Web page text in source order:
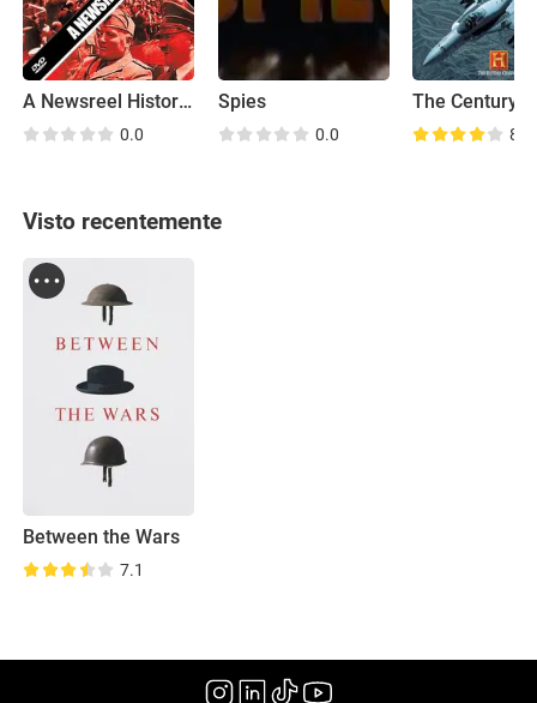
A Newsreel History of the Third Reich
0.0
Spies
0.0 8.2
Visto recentemente
Between the Wars
7.1